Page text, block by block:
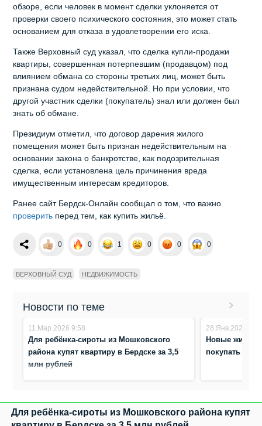
обзоре, если человек в момент сделки уклоняется от
проверки своего психического состояния, это может стать
основанием для отказа в удовлетворении его иска.
Также Верховный суд указал, что сделка купли-продажи
квартиры, совершенная потерпевшим (продавцом) под
влиянием обмана со стороны третьих лиц, может быть
признана судом недействительной. Но при условии, что
другой участник сделки (покупатель) знал или должен был
знать об обмане.
Президиум отметил, что договор дарения жилого
помещения может быть признан недействительным на
основании закона о банкротстве, как подозрительная
сделка, если установлена цель причинения вреда
имущественным интересам кредиторов.
Ранее сайт Бердск-Онлайн сообщал о том, что важно
проверить перед тем, как купить жильё.
0 0 1 0 0 0
ВЕРХОВНЫЙ СУД НЕДВИЖИМОСТЬ
Новости по теме
11.Мар.2026 9:58
Для ребёнка‑сироты из Мошковского
района купят квартиру в Бердске за 3,5
млн рублей
28.Янв.2026
Новые жители
покупать
Для ребёнка‑сироты из Мошковского района купят